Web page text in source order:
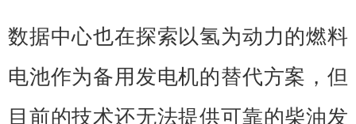
数据中心也在探索以氢为动力的燃料
电池作为备用发电机的替代方案，但
目前的技术还无法提供可靠的柴油发